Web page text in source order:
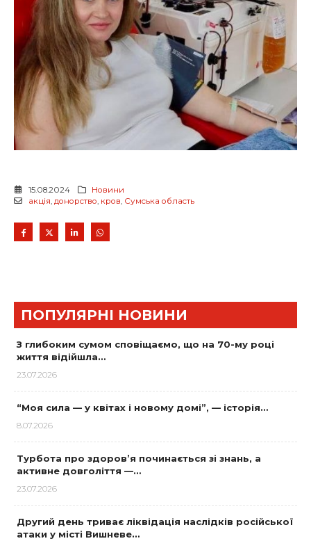
15.08.2024
Новини
акція, донорство, кров, Сумська область
ПОПУЛЯРНІ НОВИНИ
З глибоким сумом сповіщаємо, що на 70-му році
життя відійшла…
23.07.2026
“Моя сила — у квітах і новому домі”, — історія…
8.07.2026
Турбота про здоров’я починається зі знань, а
активне довголіття —…
23.07.2026
Другий день триває ліквідація наслідків російської
атаки у місті Вишневе…